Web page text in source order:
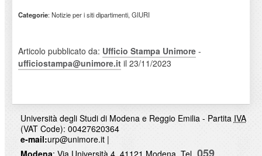
Categorie: Notizie per i siti dipartimenti, GIURI
Articolo pubblicato da: Ufficio Stampa Unimore-
ufficiostampa@unimore.itil 23/11/2023
Università degli Studi di Modena e Reggio Emilia - Partita IVA
(VAT Code): 00427620364
e-mail:urp@unimore.it|
Modena: Via Università 4, 41121 Modena, Tel. 059